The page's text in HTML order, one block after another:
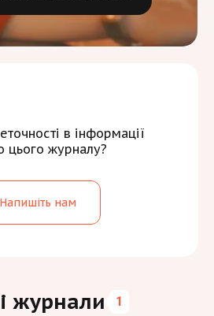
в інформації
цього журналу?
Напишіть нам
журнали 1